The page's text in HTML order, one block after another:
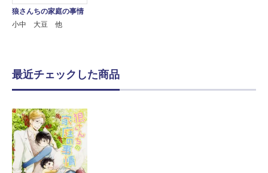
狼さんちの家庭の事情
小中 大豆 他
最近チェックした商品